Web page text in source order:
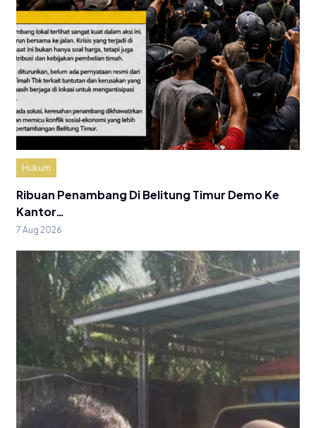
Hukum
Ribuan Penambang Di Belitung Timur Demo Ke
Kantor…
7 Aug 2026